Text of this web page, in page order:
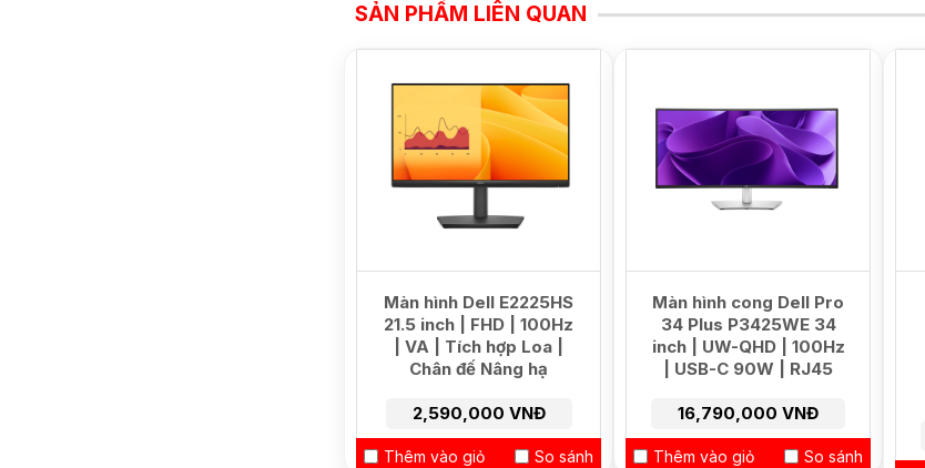
SẢN PHẨM LIÊN QUAN
Màn hình Dell E2225HS
21.5 inch | FHD | 100Hz
| VA | Tích hợp Loa |
Chân đế Nâng hạ
2,590,000 VNĐ
Thêm vào giỏ So sánh
Màn hình cong Dell Pro
34 Plus P3425WE 34
inch | UW-QHD | 100Hz
| USB-C 90W | RJ45
16,790,000 VNĐ
Thêm vào giỏ So sánh